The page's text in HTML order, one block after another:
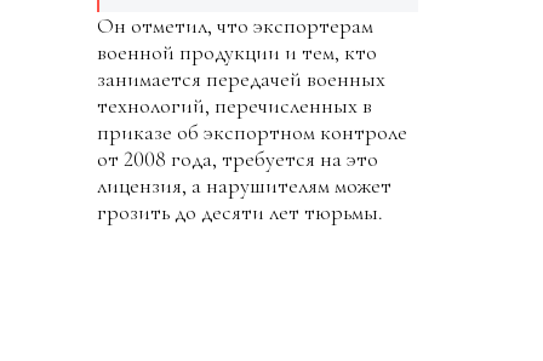
Он отметил, что экспортерам
военной продукции и тем, кто
занимается передачей военных
технологий, перечисленных в
приказе об экспортном контроле
от 2008 года, требуется на это
лицензия, а нарушителям может
грозить до десяти лет тюрьмы.